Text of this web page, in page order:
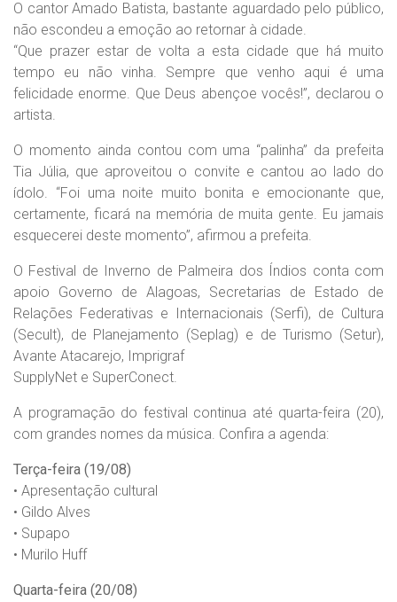
O cantor Amado Batista, bastante aguardado pelo público,
não escondeu a emoção ao retornar à cidade.
“Que prazer estar de volta a esta cidade que há muito
tempo eu não vinha. Sempre que venho aqui é uma
felicidade enorme. Que Deus abençoe vocês!”, declarou o
artista.
O momento ainda contou com uma “palinha” da prefeita
Tia Júlia, que aproveitou o convite e cantou ao lado do
ídolo. “Foi uma noite muito bonita e emocionante que,
certamente, ficará na memória de muita gente. Eu jamais
esquecerei deste momento”, afirmou a prefeita.
O Festival de Inverno de Palmeira dos Índios conta com
apoio Governo de Alagoas, Secretarias de Estado de
Relações Federativas e Internacionais (Serfi), de Cultura
(Secult), de Planejamento (Seplag) e de Turismo (Setur),
Avante Atacarejo, Imprigraf
SupplyNet e SuperConect.
A programação do festival continua até quarta-feira (20),
com grandes nomes da música. Confira a agenda:
Terça-feira (19/08)
• Apresentação cultural
• Gildo Alves
• Supapo
• Murilo Huff
Quarta-feira (20/08)